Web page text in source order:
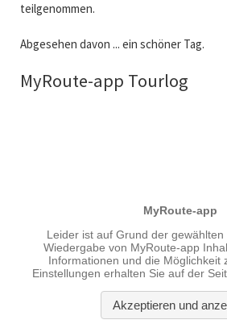
teilgenommen.
Abgesehen davon ... ein schöner Tag.
MyRoute-app Tourlog